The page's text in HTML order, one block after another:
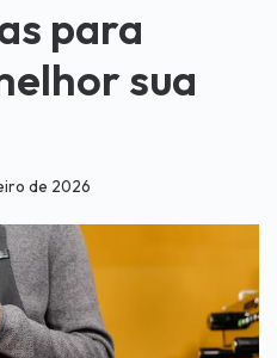
para
sua
de 2026